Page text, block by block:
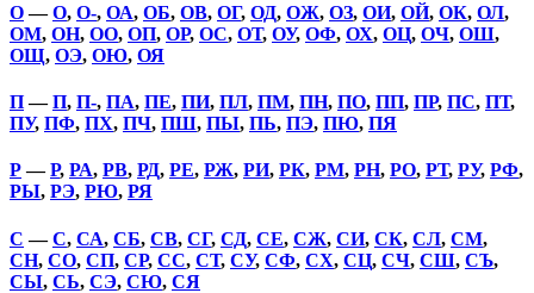
О—О, О-, ОА, ОБ, ОВ, ОГ, ОД, ОЖ, ОЗ, ОИ, ОЙ, ОК, ОЛ,
ОМ, ОН, ОО, ОП, ОР, ОС, ОТ, ОУ, ОФ, ОХ, ОЦ, ОЧ, ОШ,
ОЩ, ОЭ, ОЮ, ОЯ
П—П, П-, ПА, ПЕ, ПИ, ПЛ, ПМ, ПН, ПО, ПП, ПР, ПС, ПТ,
ПУ, ПФ, ПХ, ПЧ, ПШ, ПЫ, ПЬ, ПЭ, ПЮ, ПЯ
Р—Р, РА, РВ, РД, РЕ, РЖ, РИ, РК, РМ, РН, РО, РТ, РУ, РФ,
РЫ, РЭ, РЮ, РЯ
С —С, СА, СБ, СВ, СГ, СД, СЕ, СЖ, СИ, СК, СЛ, СМ,
СН, СО, СП, СР, СС, СТ, СУ, СФ, СХ, СЦ, СЧ, СШ, СЪ,
СЫ, СЬ, СЭ, СЮ, СЯ